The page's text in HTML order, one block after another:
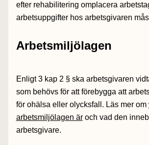
efter rehabilitering omplacera
arbetsuppgifter hos arbetsgivaren
Arbetsmiljölagen
Enligt 3 kap 2 § ska arbetsgivaren
som behövs för att förebygga att
för ohälsa eller olycksfall. Läs mer om
arbetsmiljölagen äroch vad den
arbetsgivare.